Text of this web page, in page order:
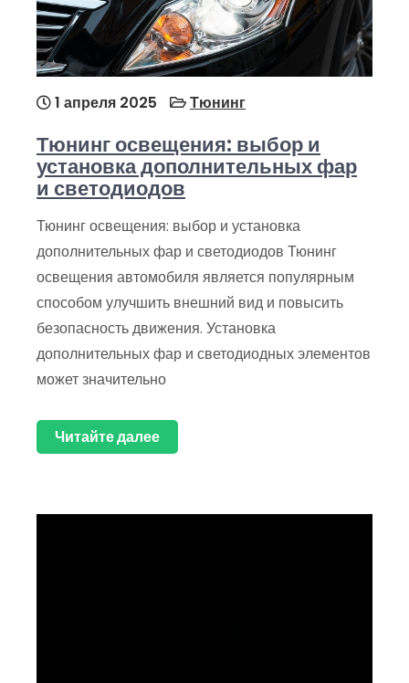
1 апреля 2025 Тюнинг
Тюнинг освещения: выбор и
установка дополнительных фар
и светодиодов
Тюнинг освещения: выбор и установка
дополнительных фар и светодиодов Тюнинг
освещения автомобиля является популярным
способом улучшить внешний вид и повысить
безопасность движения. Установка
дополнительных фар и светодиодных элементов
может значительно
Читайте далее